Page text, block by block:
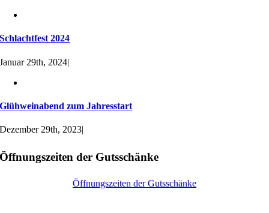
Schlachtfest 2024
Januar 29th, 2024|
Glühweinabend zum Jahresstart
Dezember 29th, 2023|
Öffnungszeiten der Gutsschänke
Öffnungszeiten der Gutsschänke